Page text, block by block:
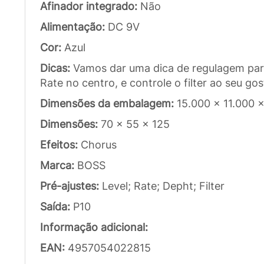
Afinador integrado: Não
Alimentação: DC 9V
Cor: Azul
Dicas: Vamos dar uma dica de regulagem
Rate no centro, e controle o filter ao seu
Dimensões da embalagem: 15.000 x 11.000
Dimensões: 70 x 55 x 125
Efeitos: Chorus
Marca: BOSS
Pré-ajustes: Level; Rate; Depht; Filter
Saída: P10
Informação adicional:
EAN: 4957054022815